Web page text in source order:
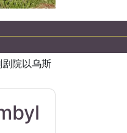
院以乌斯